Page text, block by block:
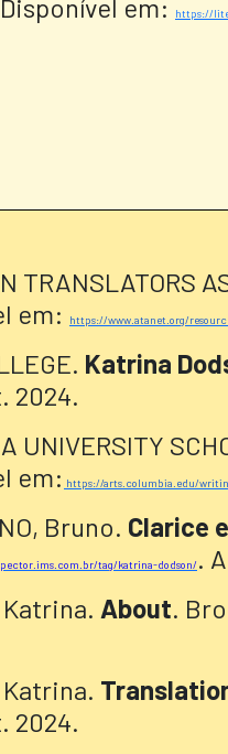
Disponível em: https://
TRANSLATORS
em:
https://www.atanet.org/
Katrina
2024.
UNIVERSITY
em: https://arts.columbia.edu/
Bruno. Clarice
tag/katrina-dodson/.
Katrina. About.
Katrina.
2024.